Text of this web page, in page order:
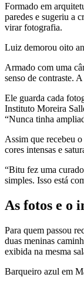
Formado em
paredes e sugeriu a
virar fotografia.
Luiz demorou oito
Armado com uma
senso de contraste.
Ele guarda cada
Instituto Moreira
“Nunca tinha
Assim que recebeu
cores intensas e
“Bitu fez uma
simples. Isso está
As fotos e o
Para quem passou
duas meninas
exibida na mesma
Barqueiro azul em